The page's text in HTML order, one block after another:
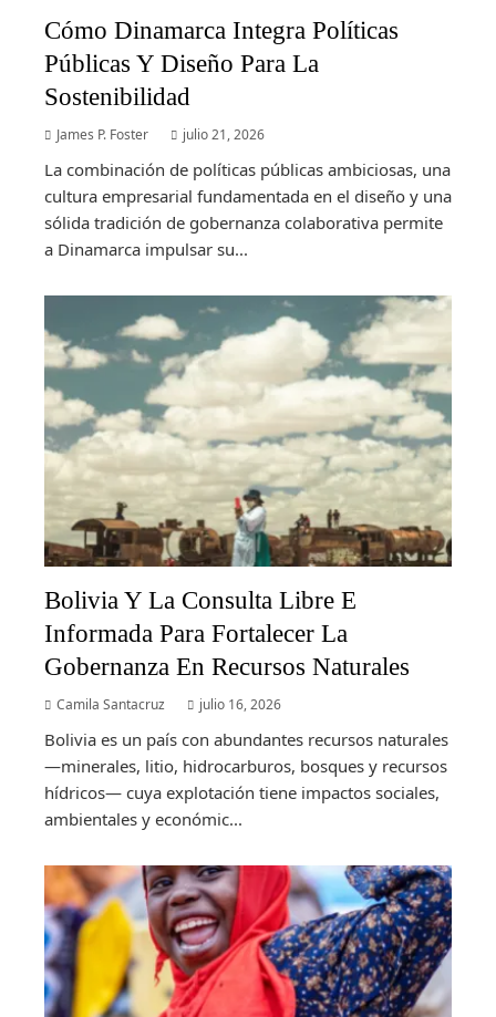
Cómo Dinamarca Integra Políticas
Públicas Y Diseño Para La
Sostenibilidad
James P. Foster julio 21, 2026
La combinación de políticas públicas ambiciosas, una
cultura empresarial fundamentada en el diseño y una
sólida tradición de gobernanza colaborativa permite
a Dinamarca impulsar su...
Bolivia Y La Consulta Libre E
Informada Para Fortalecer La
Gobernanza En Recursos Naturales
Camila Santacruz julio 16, 2026
Bolivia es un país con abundantes recursos naturales
—minerales, litio, hidrocarburos, bosques y recursos
hídricos— cuya explotación tiene impactos sociales,
ambientales y económic...